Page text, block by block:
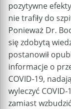
pozytywne
nie trafiły do
Ponieważ Dr.
się zdobytą
postanowił
informacje o
COVID-19,
wyleczyć
zamiast